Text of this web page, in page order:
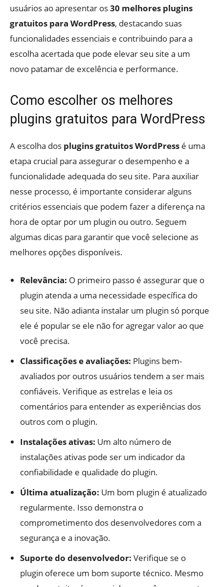
usuários ao apresentar os30 melhores plugins
gratuitos para WordPress, destacando suas
funcionalidades essenciais e contribuindo para a
escolha acertada que pode elevar seu site a um
novo patamar de excelência e performance.
Como escolher os melhores
plugins gratuitos para WordPress
A escolha dos plugins gratuitos WordPress é uma
etapa crucial para assegurar o desempenho e a
funcionalidade adequada do seu site. Para auxiliar
nesse processo, é importante considerar alguns
critérios essenciais que podem fazer a diferença na
hora de optar por um plugin ou outro. Seguem
algumas dicas para garantir que você selecione as
melhores opções disponíveis.
Relevância: O primeiro passo é assegurar que o
plugin atenda a uma necessidade específica do
seu site. Não adianta instalar um plugin só porque
ele é popular se ele não for agregar valor ao que
você precisa.
Classificações e avaliações: Plugins bem-
avaliados por outros usuários tendem a ser mais
confiáveis. Verifique as estrelas e leia os
comentários para entender as experiências dos
outros com o plugin.
Instalações ativas: Um alto número de
instalações ativas pode ser um indicador da
confiabilidade e qualidade do plugin.
Última atualização: Um bom plugin é atualizado
regularmente. Isso demonstra o
comprometimento dos desenvolvedores com a
segurança e a inovação.
Suporte do desenvolvedor: Verifique se o
plugin oferece um bom suporte técnico. Mesmo